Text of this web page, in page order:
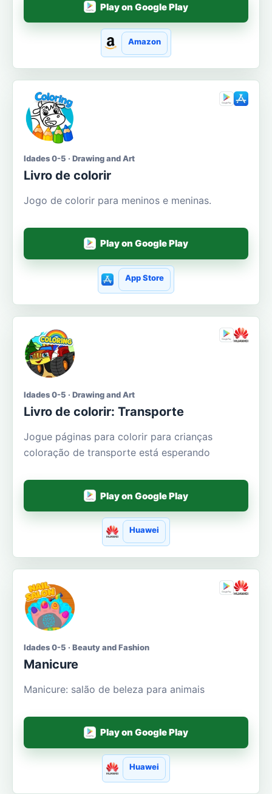
Play on Google Play
Amazon
Idades 0-5 · Drawing and Art
Livro de colorir
Jogo de colorir para meninos e meninas.
Play on Google Play
App Store
Idades 0-5 · Drawing and Art
Livro de colorir: Transporte
Jogue páginas para colorir para crianças
coloração de transporte está esperando
Play on Google Play
Huawei
Idades 0-5 · Beauty and Fashion
Manicure
Manicure: salão de beleza para animais
Play on Google Play
Huawei